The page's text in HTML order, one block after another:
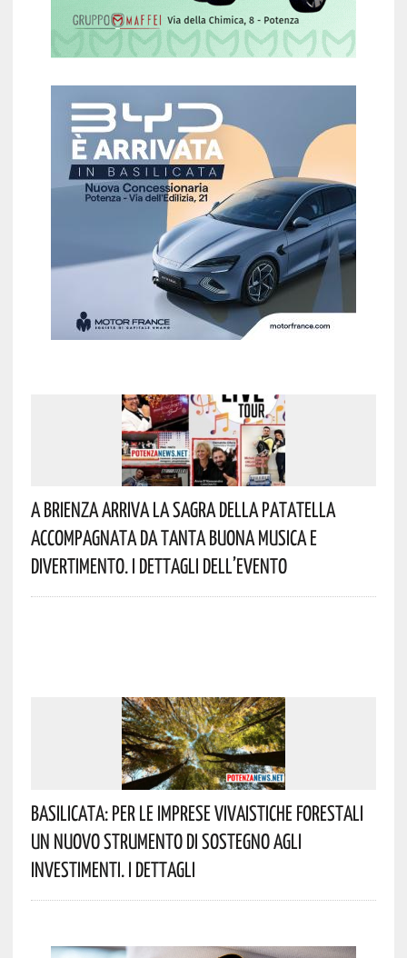
A Brienza Arriva La Sagra Della Patatella
Accompagnata Da Tanta Buona Musica E
Divertimento. I Dettagli Dell’evento
Basilicata: Per Le Imprese Vivaistiche Forestali
Un Nuovo Strumento Di Sostegno Agli
Investimenti. I Dettagli